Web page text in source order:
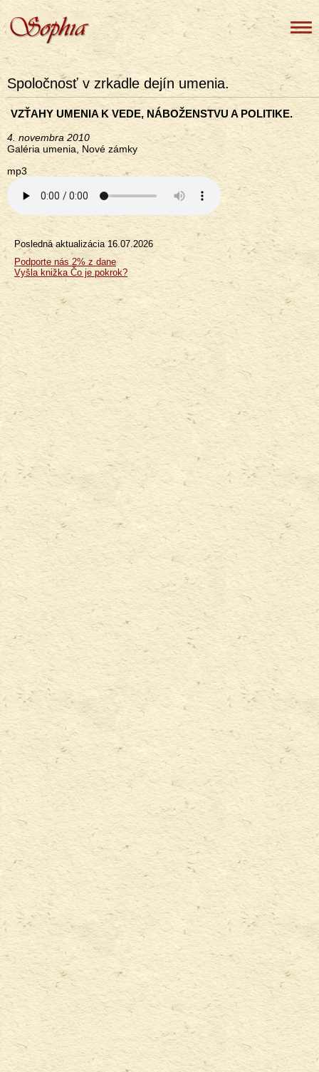
Spoločnosť v zrkadle dejín umenia.
VZŤAHY UMENIA K VEDE, NÁBOŽENSTVU A POLITIKE.
4. novembra 2010
Galéria umenia, Nové zámky
mp3
Menu
Posledná aktualizácia 16.07.2026
Podporte nás 2% z dane
Vyšla knižka Čo je pokrok?